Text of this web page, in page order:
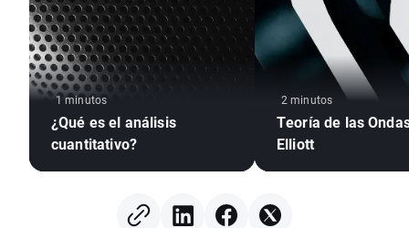
1 minutos
¿Qué es el análisis
cuantitativo?
2 minutos
Teoría de las
Elliott